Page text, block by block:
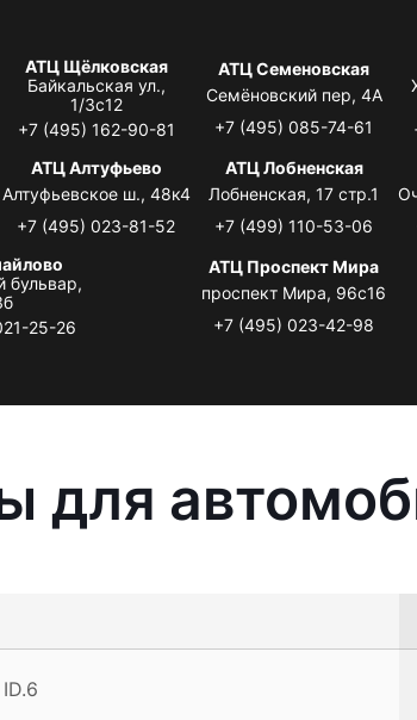
АТЦ Щёлковская
Байкальская ул.,
1/3с12
+7 (495) 162-90-81
АТЦ Семеновская
Семёновский пер, 4А
+7 (495) 085-74-61
АТЦ Алтуфьево
Алтуфьевское ш., 48к4
+7 (495) 023-81-52
АТЦ Лобненская
Лобненская, 17 стр.1
+7 (499) 110-53-06
бульвар,
25-26
АТЦ Проспект Мира
проспект Мира, 96с16
+7 (495) 023-42-98
для